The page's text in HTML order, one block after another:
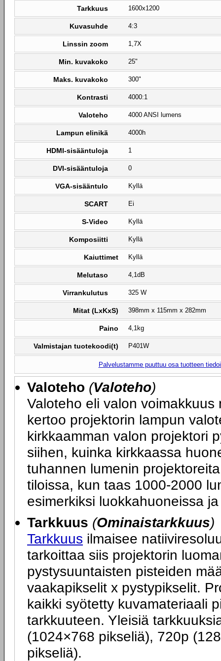
Tarkkuus 1600x1200
Kuvasuhde 4:3
Linssin zoom 1,7X
Min. kuvakoko 25"
Maks. kuvakoko 300"
Kontrasti 4000:1
Valoteho 4000 ANSI lumens
Lampun elinikä 4000h
HDMI-sisääntuloja 1
DVI-sisääntuloja 0
VGA-sisääntulo Kyllä
SCART Ei
S-Video Kyllä
Komposiitti Kyllä
Kaiuttimet Kyllä
Melutaso 4,1dB
Virrankulutus 325 W
Mitat (LxKxS) 398mm x 115mm x 282mm
Paino 4,1kg
Valmistajan tuotekoodi(t) P401W
Palvelustamme puuttuu osa tuotteen
Valoteho (Valoteho)
Valoteho eli valon
kertoo projektorin lampun
kirkkaamman valon projektori
siihen, kuinka kirkkaassa
tuhannen lumenin
tiloissa, kun taas 1000-2000
esimerkiksi luokkahuoneissa
Tarkkuus (Ominaistarkkuus)
Tarkkuus ilmaisee
tarkoittaa siis projektorin
pystysuuntaisten pisteiden
vaakapikselit x pystypikselit.
kaikki syötetty kuvamateriaali
tarkkuuteen. Yleisiä
(1024×768 pikseliä), 720p
pikseliä).